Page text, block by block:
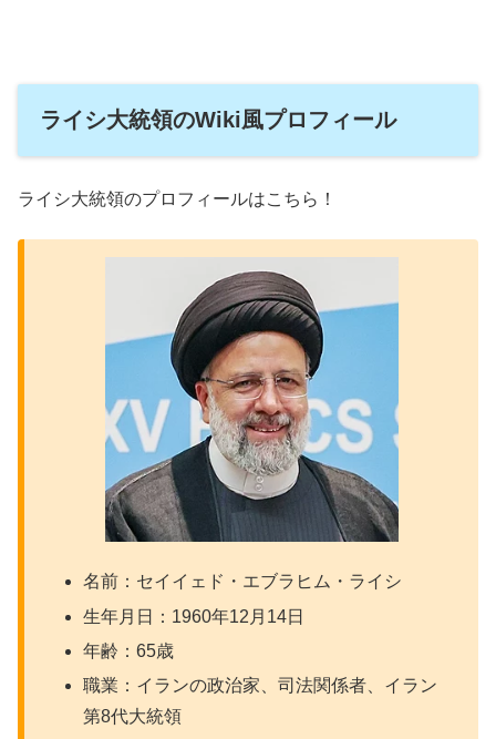
ライシ大統領のWiki風プロフィール
ライシ大統領のプロフィールはこちら！
名前：セイイェド・エブラヒム・ライシ
生年月日：1960年12月14日
年齢：65歳
職業：イランの政治家、司法関係者、イラン
第8代大統領